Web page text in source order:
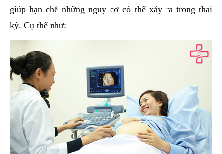
giúp hạn chế những nguy cơ có thể xảy ra trong thai
kỳ. Cụ thể như: